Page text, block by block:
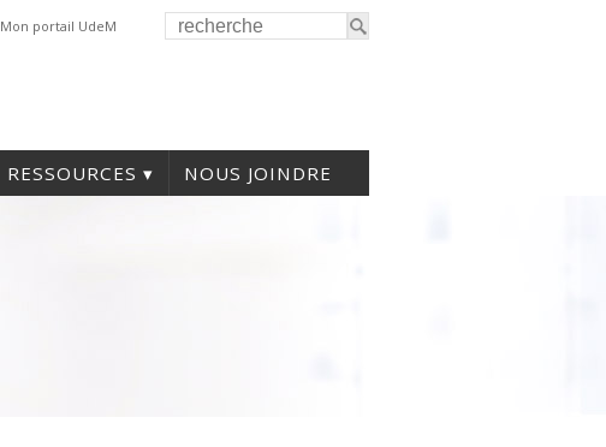
Mon portail UdeM
RESSOURCES NOUS JOINDRE